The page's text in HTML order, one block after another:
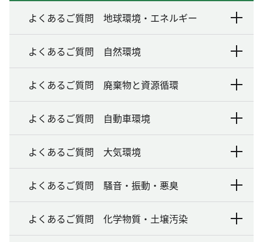
よくあるご質問 地球環境・エネルギー
よくあるご質問 自然環境
よくあるご質問 廃棄物と資源循環
よくあるご質問 自動車環境
よくあるご質問 大気環境
よくあるご質問 騒音・振動・悪臭
よくあるご質問 化学物質・土壌汚染